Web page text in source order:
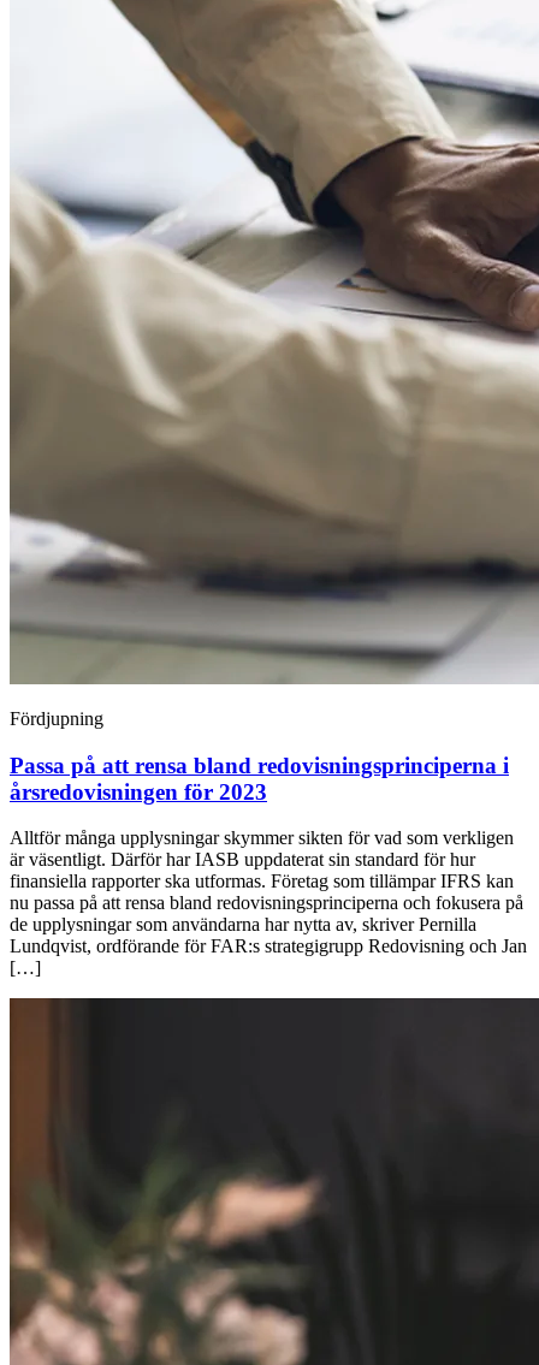
Fördjupning
Passa på att rensa bland redovisningsprinciperna i
årsredovisningen för 2023
Alltför många upplysningar skymmer sikten för vad som verkligen
är väsentligt. Därför har IASB uppdaterat sin standard för hur
finansiella rapporter ska utformas. Företag som tillämpar IFRS kan
nu passa på att rensa bland redovisningsprinciperna och fokusera på
de upplysningar som användarna har nytta av, skriver Pernilla
Lundqvist, ordförande för FAR:s strategigrupp Redovisning och Jan
[…]